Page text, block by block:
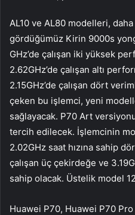
AL10 ve AL80 modelleri,
gördüğümüz Kirin 9000s
GHz’de çalışan iki yüksek
2.62GHz’de çalışan altı
2.15GHz’de çalışan dört
çeken bu işlemci, yeni
sağlayacak. P70 Art
tercih edilecek. İşlemcinin
2.02GHz saat hızına sahip
çalışan üç çekirdeğe ve
sahip olacak. Üstelik model
Huawei P70, Huawei P70